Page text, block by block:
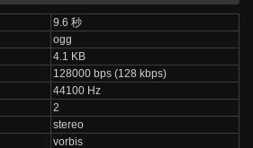
9.6 秒
ogg
4.1 KB
128000 bps (128 kbps)
44100 Hz
2
stereo
vorbis